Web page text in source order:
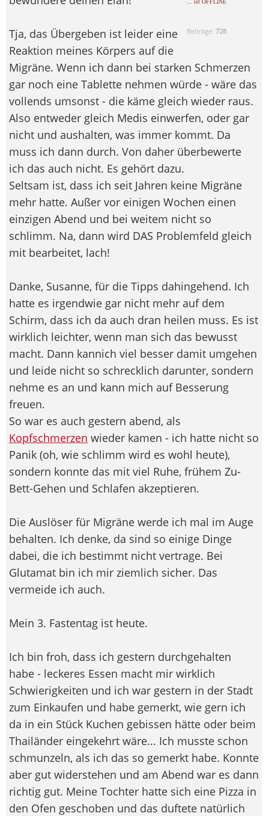
... ist OFFLINE
Beiträge:728
Tja, das Übergeben ist leider eine
Reaktion meines Körpers auf die
Migräne. Wenn ich dann bei starken Schmerzen
gar noch eine Tablette nehmen würde - wäre das
vollends umsonst - die käme gleich wieder raus.
Also entweder gleich Medis einwerfen, oder gar
nicht und aushalten, was immer kommt. Da
muss ich dann durch. Von daher überbewerte
ich das auch nicht. Es gehört dazu.
Seltsam ist, dass ich seit Jahren keine Migräne
mehr hatte. Außer vor einigen Wochen einen
einzigen Abend und bei weitem nicht so
schlimm. Na, dann wird DAS Problemfeld gleich
mit bearbeitet, lach!
Danke, Susanne, für die Tipps dahingehend. Ich
hatte es irgendwie gar nicht mehr auf dem
Schirm, dass ich da auch dran heilen muss. Es ist
wirklich leichter, wenn man sich das bewusst
macht. Dann kannich viel besser damit umgehen
und leide nicht so schrecklich darunter, sondern
nehme es an und kann mich auf Besserung
freuen.
So war es auch gestern abend, als
Kopfschmerzen wieder kamen - ich hatte nicht so
Panik (oh, wie schlimm wird es wohl heute),
sondern konnte das mit viel Ruhe, frühem Zu-
Bett-Gehen und Schlafen akzeptieren.
Die Auslöser für Migräne werde ich mal im Auge
behalten. Ich denke, da sind so einige Dinge
dabei, die ich bestimmt nicht vertrage. Bei
Glutamat bin ich mir ziemlich sicher. Das
vermeide ich auch.
Mein 3. Fastentag ist heute.
Ich bin froh, dass ich gestern durchgehalten
habe - leckeres Essen macht mir wirklich
Schwierigkeiten und ich war gestern in der Stadt
zum Einkaufen und habe gemerkt, wie gern ich
da in ein Stück Kuchen gebissen hätte oder beim
Thailänder eingekehrt wäre... Ich musste schon
schmunzeln, als ich das so gemerkt habe. Konnte
aber gut widerstehen und am Abend war es dann
richtig gut. Meine Tochter hatte sich eine Pizza in
den Ofen geschoben und das duftete natürlich